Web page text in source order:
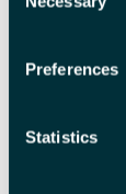
Selection
Preferences
Statistics
Nordlysvinter